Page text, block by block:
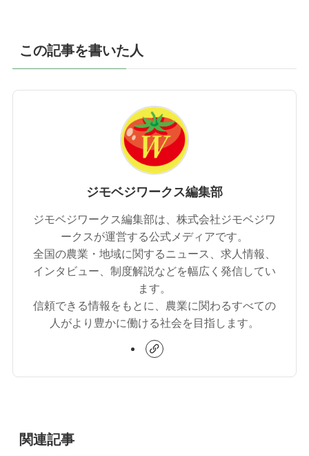
この記事を書いた人
ジモベジワークス編集部
ジモベジワークス編集部は、株式会社ジモベジワ
ークスが運営する公式メディアです。
全国の農業・地域に関するニュース、求人情報、
インタビュー、制度解説などを幅広く発信してい
ます。
信頼できる情報をもとに、農業に関わるすべての
人がより豊かに働ける社会を目指します。
関連記事